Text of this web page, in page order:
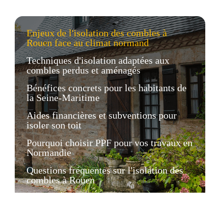
Enjeux de l'isolation des combles à
Rouen face au climat normand
Techniques d'isolation adaptées aux
combles perdus et aménagés
Bénéfices concrets pour les habitants de
la Seine-Maritime
Aides financières et subventions pour
isoler son toit
Pourquoi choisir PPF pour vos travaux en
Normandie
Questions fréquentes sur l'isolation des
combles à Rouen